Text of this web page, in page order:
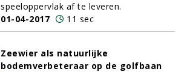
speeloppervlak af te leveren.
01-04-2017
11 sec
Zeewier als natuurlijke
bodemverbeteraar op de golfbaan